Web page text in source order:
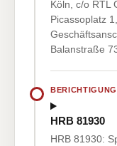
Köln, c/o RTL
Picassoplatz
Balanstraße
HRB 81930
HRB 81930: